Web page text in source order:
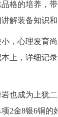
格的培养，
解装备知识
，心理发育
上，详细记
也成为上犹
2金8银6铜的